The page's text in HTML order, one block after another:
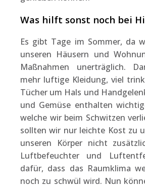
Was hilft sonst noch bei
Es gibt Tage im Sommer, da
unseren Häusern und
Maßnahmen unerträglich.
mehr luftige Kleidung, viel
Tücher um Hals und
und Gemüse enthalten
welche wir beim Schwitzen
sollten wir nur leichte Kost zu
unseren Körper nicht
Luftbefeuchter und
dafür, dass das Raumklima
noch zu schwül wird. Nun